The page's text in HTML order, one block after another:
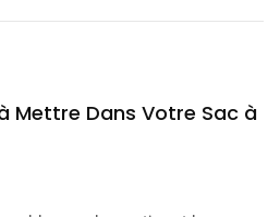
Mettre Dans Votre Sac à